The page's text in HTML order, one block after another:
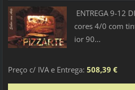
ENTREGA 9-12
cores 4/0 com
ior 90...
Preço c/ IVA e Entrega: 508,39 €